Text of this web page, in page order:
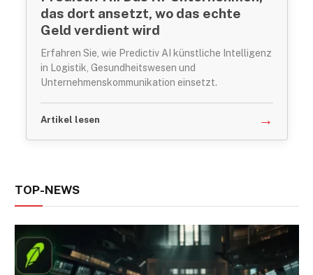
das dort ansetzt, wo das echte
Geld verdient wird
Erfahren Sie, wie Predictiv AI künstliche Intelligenz
in Logistik, Gesundheitswesen und
Unternehmenskommunikation einsetzt.
Artikel lesen →
TOP-NEWS